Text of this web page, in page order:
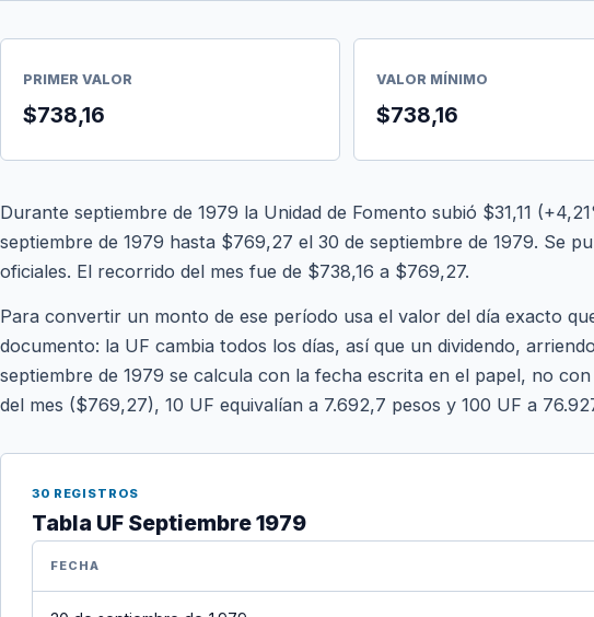
PRIMER VALOR
$738,16
VALOR MÍNIMO
$738,16
Durante septiembre de 1979 la Unidad de Fomento subió $31,11
septiembre de 1979 hasta $769,27 el 30 de septiembre de 1979. Se
oficiales. El recorrido del mes fue de $738,16 a $769,27.
Para convertir un monto de ese período usa el valor del día exacto
documento: la UF cambia todos los días, así que un dividendo,
septiembre de 1979 se calcula con la fecha escrita en el papel, no
del mes ($769,27), 10 UF equivalían a 7.692,7 pesos y 100 UF a
30 REGISTROS
Tabla UF Septiembre 1979
FECHA